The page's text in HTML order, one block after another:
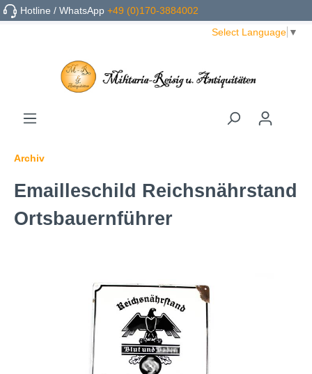
Hotline / WhatsApp+49 (0)170-3884002
Select Language ▼
Archiv
Emailleschild Reichsnährstand
Ortsbauernführer